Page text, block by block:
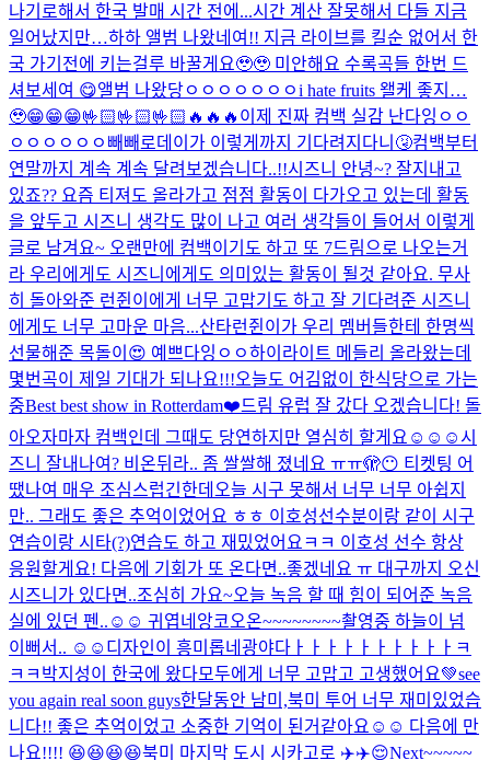
나기로해서 한국 발매 시간 전에...시간 계산 잘못해서 다들 지금
일어났지만…하하 앨범 나왔네여!! 지금 라이브를 킬순 없어서 한
국 가기전에 키는걸루 바꿀게요🥹🥹 미안해요 수록곡들 한번 드
셔보세여 😋앨범 나왔당ㅇㅇㅇㅇㅇㅇㅇi hate fruits 왤케 좋지…
🥹😁😁😁🤟🏻🤟🏻🤟🏻🔥🔥🔥 이제 진짜 컴백 실감 난다잉ㅇㅇ
ㅇㅇㅇㅇㅇㅇ 빼빼로데이가 이렇게까지 기다려지다니🤧컴백부터
연말까지 계속 계속 달려보겠습니다..!!시즈니 안녕~? 잘지내고
있죠?? 요즘 티져도 올라가고 점점 활동이 다가오고 있는데 활동
을 앞두고 시즈니 생각도 많이 나고 여러 생각들이 들어서 이렇게
글로 남겨요~ 오랜만에 컴백이기도 하고 또 7드림으로 나오는거
라 우리에게도 시즈니에게도 의미있는 활동이 될것 같아요. 무사
히 돌아와준 런쥔이에게 너무 고맙기도 하고 잘 기다려준 시즈니
에게도 너무 고마운 마음...산타런쥔이가 우리 멤버들한테 한명씩
선물해준 목돌이😍 예쁘다잉ㅇㅇ하이라이트 메들리 올라왔는데
몇번곡이 제일 기대가 되나요!!!오늘도 어김없이 한식당으로 가는
중Best best show in Rotterdam❤️드림 유럽 잘 갔다 오겠습니다! 돌
아오자마자 컴백인데 그때도 당연하지만 열심히 할게요☺️☺️☺️ 시
즈니 잘내나여? 비온뒤라.. 좀 쌀쌀해 졌네요 ㅠㅠ🫣😶 티켓팅 어
땠나여 매우 조심스럽긴한데 오늘 시구 못해서 너무 너무 아쉽지
만.. 그래도 좋은 추억이었어요 ㅎㅎ 이호성선수분이랑 같이 시구
연습이랑 시타(?)연습도 하고 재밌었어요ㅋㅋ 이호성 선수 항상
응원할게요! 다음에 기회가 또 온다면..좋겠네요 ㅠ 대구까지 오신
시즈니가 있다면..조심히 가요~오늘 녹음 할 때 힘이 되어준 녹음
실에 있던 펜..☺️☺️ 귀엽네 앙코오온~~~~~~~~촬영중 하늘이 넘
이뻐서.. ☺️☺️ 디자인이 흥미롭네 광야다ㅏㅏㅏㅏㅏㅏㅏㅏㅏㅏㅋ
ㅋㅋ 박지성이 한국에 왔다모두에게 너무 고맙고 고생했어요💚see
you again real soon guys한달동안 남미,북미 투어 너무 재미있었습
니다!! 좋은 추억이었고 소중한 기억이 된거같아요☺️☺️ 다음에 만
나요!!!! 😆😆😆😆북미 마지막 도시 시카고로 ✈️✈️😌Next~~~~~